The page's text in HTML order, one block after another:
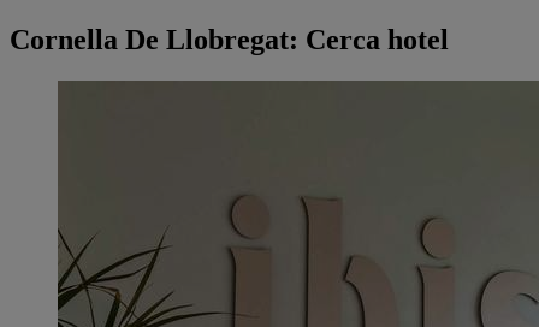
Cornella De Llobregat: Cerca hotel